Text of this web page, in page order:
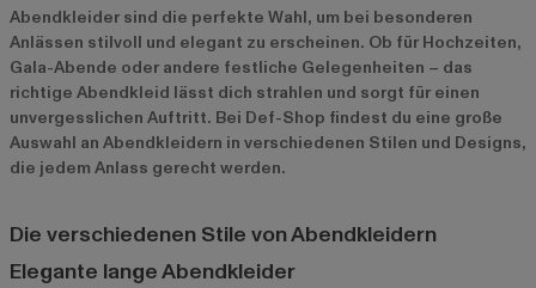
Abendkleider sind die perfekte Wahl, um bei besonderen
Anlässen stilvoll und elegant zu erscheinen. Ob für Hochzeiten,
Gala-Abende oder andere festliche Gelegenheiten – das
richtige Abendkleid lässt dich strahlen und sorgt für einen
unvergesslichen Auftritt. Bei Def-Shop findest du eine große
Auswahl an Abendkleidern in verschiedenen Stilen und Designs,
die jedem Anlass gerecht werden.
Die verschiedenen Stile von Abendkleidern
Elegante lange Abendkleider